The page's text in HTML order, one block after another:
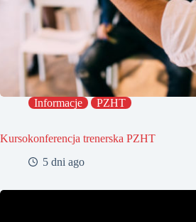
Informacje PZHT
Kursokonferencja trenerska PZHT
5 dni ago